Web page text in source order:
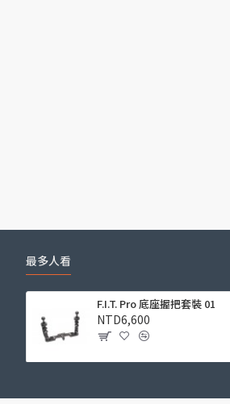
最多人看
F.I.T. Pro 底座握把套裝 01
NTD6,600